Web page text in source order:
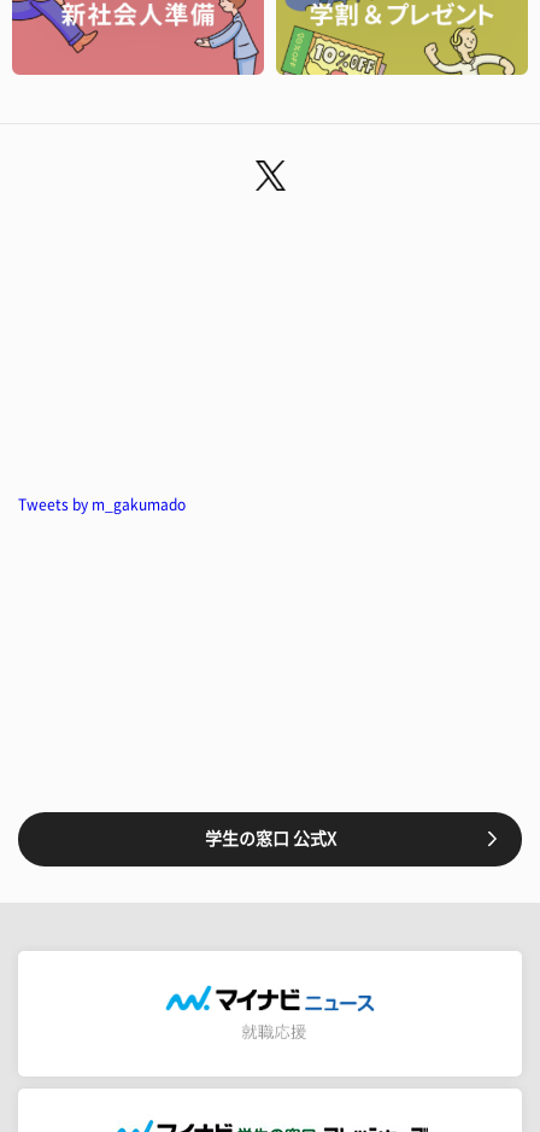
Tweets by m_gakumado
学生の窓口 公式X